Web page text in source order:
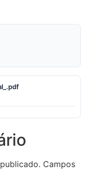
Campos